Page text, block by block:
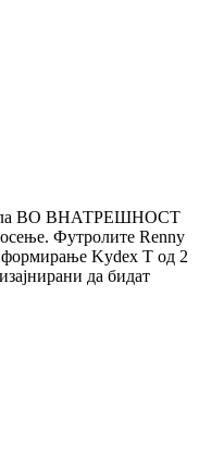
ВО ВНАТРЕШНОСТ
Футролите Renny
формирање Kydex T од 2
да бидат